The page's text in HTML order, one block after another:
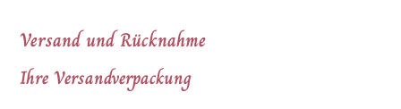
Versand und Rücknahme
Ihre Versandverpackung